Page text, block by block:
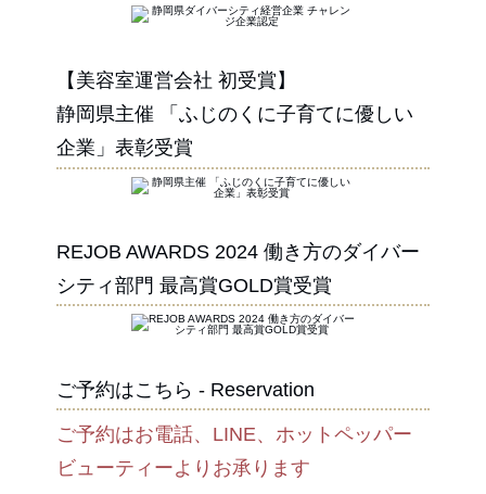
【美容室運営会社 初受賞】
静岡県主催 「ふじのくに子育てに優しい
企業」表彰受賞
REJOB AWARDS 2024 働き方のダイバー
シティ部門 最高賞GOLD賞受賞
ご予約はこちら - Reservation
ご予約はお電話、LINE、ホットペッパー
ビューティーよりお承ります